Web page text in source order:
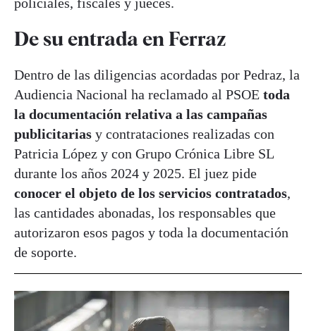
De su entrada en Ferraz
Dentro de las diligencias acordadas por Pedraz, la
Audiencia Nacional ha reclamado al PSOE toda
la documentación relativa a las campañas
publicitarias y contrataciones realizadas con
Patricia López y con Grupo Crónica Libre SL
durante los años 2024 y 2025. El juez pide
conocer el objeto de los servicios contratados,
las cantidades abonadas, los responsables que
autorizaron esos pagos y toda la documentación
de soporte.